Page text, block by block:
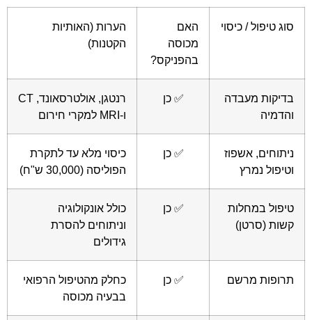
סוג טיפול / כיסוי
האם
מכוסה
בהפניקס?
הערות (האותיות
הקטנות)
בדיקות מעבדה
והדמיה
✅ כן
רנטגן, אולטרסאונד, CT
ו-MRI למקרי חירום
ניתוחים, אשפוז
וטיפול נמרץ
✅ כן
כיסוי מלא עד לתקרת
הפוליסה (30,000 ש"ח)
טיפול במחלות
קשות (סרטן)
✅ כן
כולל אונקולוגיה
וניתוחים להסרת
גידולים
תרופות מרשם ✅ כן
כחלק מהטיפול הרפואי
בבעיה מכוסה